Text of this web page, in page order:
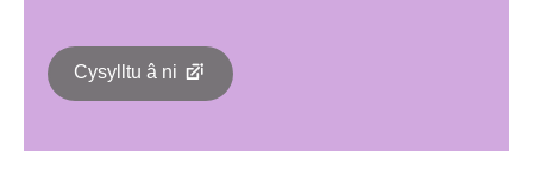
Cysylltu â ni